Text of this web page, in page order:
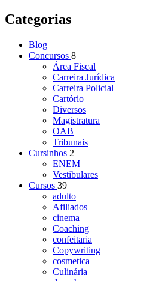
Categorias
Blog
Concursos 8
Área Fiscal
Carreira Jurídica
Carreira Policial
Cartório
Diversos
Magistratura
OAB
Tribunais
Cursinhos 2
ENEM
Vestibulares
Cursos 39
adulto
Afiliados
cinema
Coaching
confeitaria
Copywriting
cosmetica
Culinária